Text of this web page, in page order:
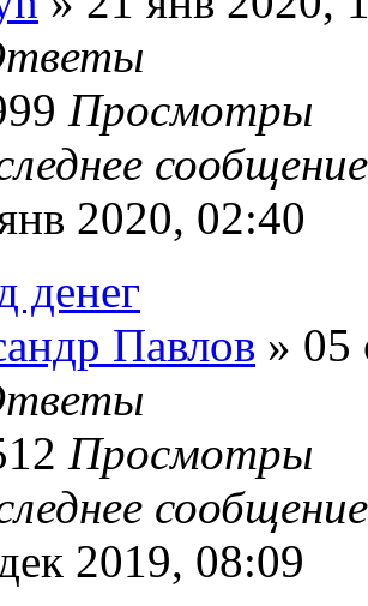
Просмотры
2020, 02:40
денег
Павлов » 05
Просмотры
2019, 08:09